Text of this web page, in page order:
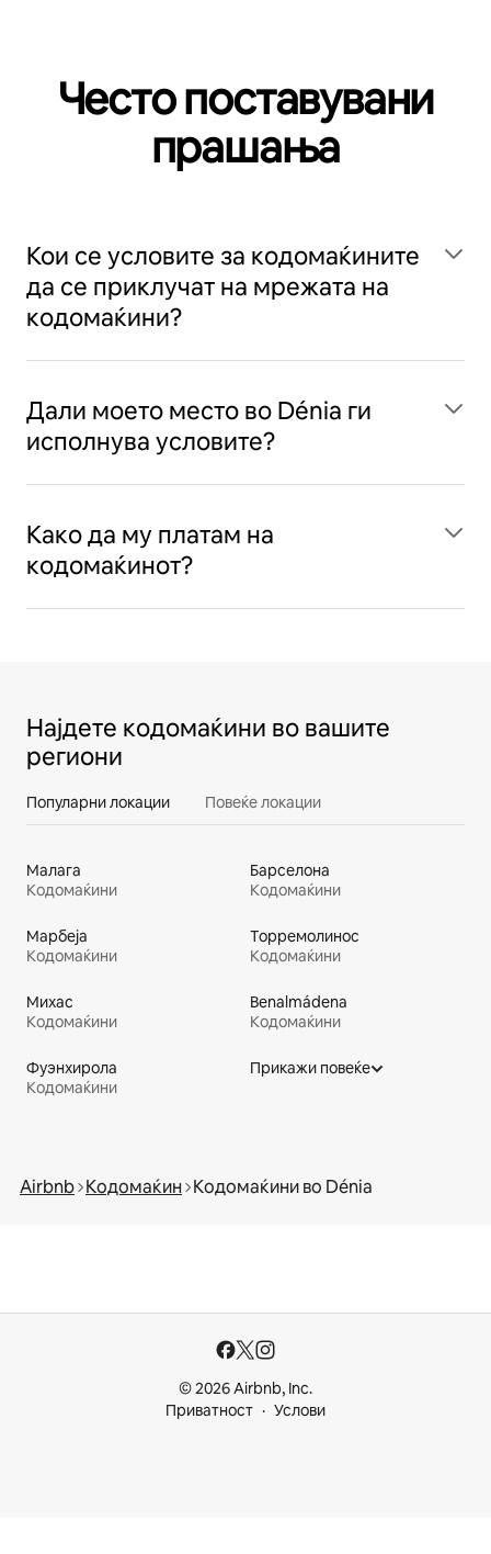
Често поставувани
прашања
Кои се условите за кодомаќините
да се приклучат на мрежата на
кодомаќини?
Дали моето место во Dénia ги
исполнува условите?
Како да му платам на
кодомаќинот?
Најдете кодомаќини во вашите
региони
Популарни локации Повеќе локации
Малага
Кодомаќини
Барселона
Кодомаќини
Марбеја
Кодомаќини
Торремолинос
Кодомаќини
Михас
Кодомаќини
Benalmádena
Кодомаќини
Фуэнхирoла
Кодомаќини
Прикажи повеќе
Airbnb Кодомаќин Кодомаќини во Dénia
© 2026 Airbnb, Inc.
Приватност
Услови